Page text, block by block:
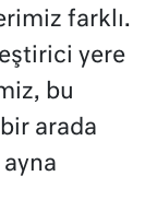
farklı.
yere
bu
arada